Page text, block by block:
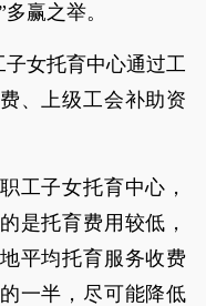
赢之举。
女托育中心通过工
、上级工会补助资
工子女托育中心，
是托育费用较低，
平均托育服务收费
一半，尽可能降低